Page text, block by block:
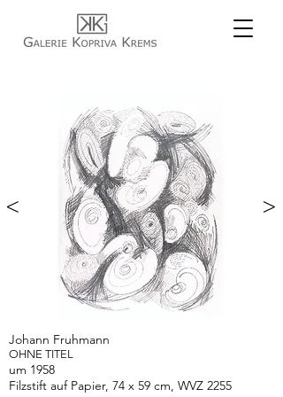
< >
Johann Fruhmann
OHNE TITEL
um 1958
Filzstift auf Papier, 74 x 59 cm, WVZ 2255